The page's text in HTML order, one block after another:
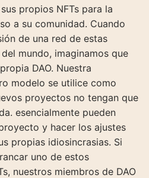
propios NFTs para la
a su comunidad. Cuando
de una red de estas
mundo, imaginamos que
DAO. Nuestra
modelo se utilice como
proyectos no tengan que
esencialmente pueden
y hacer los ajustes
propias idiosincrasias. Si
uno de estos
nuestros miembros de DAO